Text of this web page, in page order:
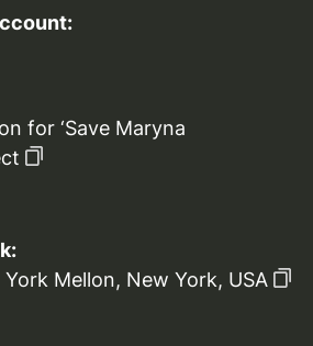
for ‘Save Maryna
Mellon, New York, USA